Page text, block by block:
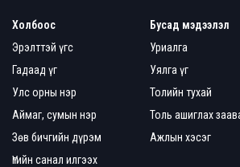
Холбоос
Эрэлттэй үгс
Гадаад үг
Улс орны нэр
Аймаг, сумын нэр
Зөв бичгийн дүрэм
Үгийн санал илгээх
Бусад мэдээлэл
Уриалга
Уялга үг
Толийн тухай
Толь ашиглах
Ажлын хэсэг